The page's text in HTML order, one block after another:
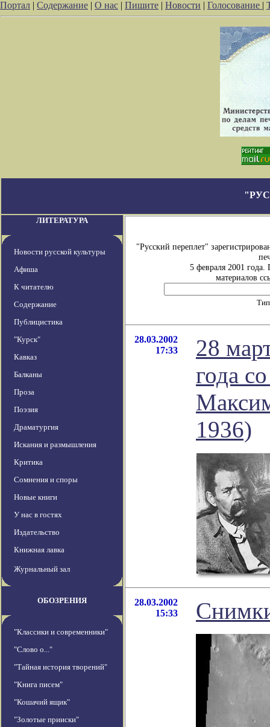
Портал | Содержание | О нас | Пишите | Новости | Голосование |
ЛИТЕРАТУРА
Новости русской культуры
Афиша
К читателю
Содержание
Публицистика
"Курск"
Кавказ
Балканы
Проза
Поэзия
Драматургия
Искания и размышления
Критика
Сомнения и споры
Новые книги
У нас в гостях
Издательство
Книжная лавка
Журнальный зал
ОБОЗРЕНИЯ
"Классики и современники"
"Слово о..."
"Тайная история творений"
"Книга писем"
"Кошачий ящик"
"Золотые прииски"
"Русский переплет"
5 февраля 2001
материалов
28.03.2002
17:33
28
года
1936)
28.03.2002
15:33